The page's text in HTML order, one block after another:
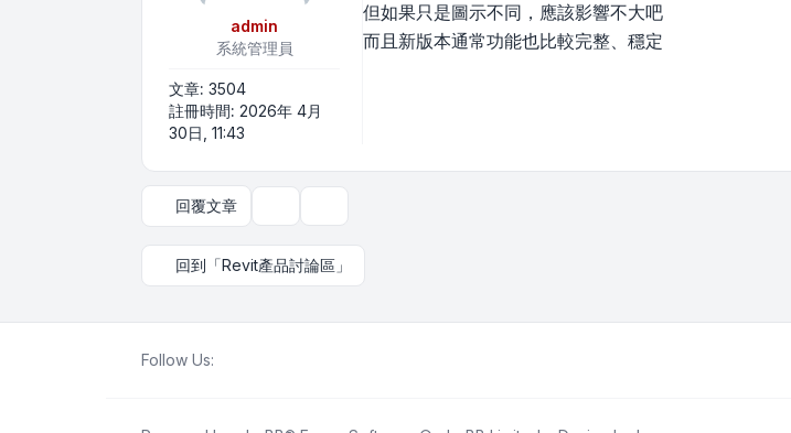
admin
系統管理員
文章: 3504
註冊時間: 2026年 4月
30日, 11:43
但如果只是圖示不同，應該影響不大吧
而且新版本通常功能也比較完整、穩定
回覆文章
回到「Revit產品討論區」
Follow Us: